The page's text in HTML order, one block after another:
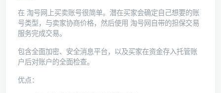
在 淘号网上买卖账号很简单。潜在买家会确定自己想要的账
号类型，与卖家协商价格，然后使用 淘号网自带的担保交易
服务完成交易。
包含全面加密、安全消息平台，以及买家在资金存入托管账
户后对账户的全面检查。
优点：